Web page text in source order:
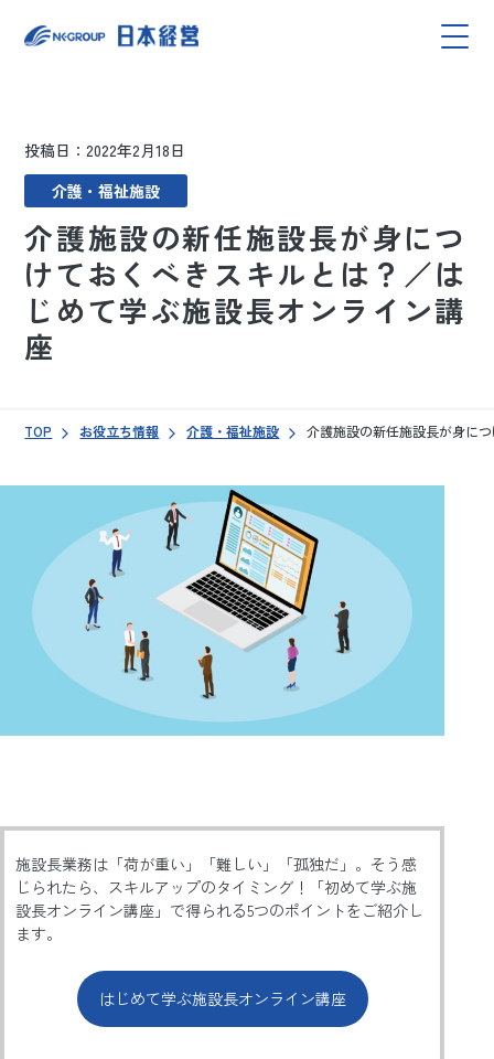
投稿日：2022年2月18日
介護・福祉施設
介護施設の新任施設長が身につ
けておくべきスキルとは？／は
じめて学ぶ施設長オンライン講
座
TOP お役立ち情報 介護・福祉施設 介護施設の新任施設長が身に
施設長業務は「荷が重い」「難しい」「孤独だ」。そう感
じられたら、スキルアップのタイミング！「初めて学ぶ施
設長オンライン講座」で得られる5つのポイントをご紹介し
ます。
はじめて学ぶ施設長オンライン講座